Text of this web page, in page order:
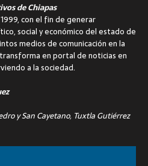
de Chiapas
con el fin de generar
social y económico del estado de
medios de comunicación en la
en portal de noticias en
a la sociedad.
y San Cayetano, Tuxtla Gutiérrez